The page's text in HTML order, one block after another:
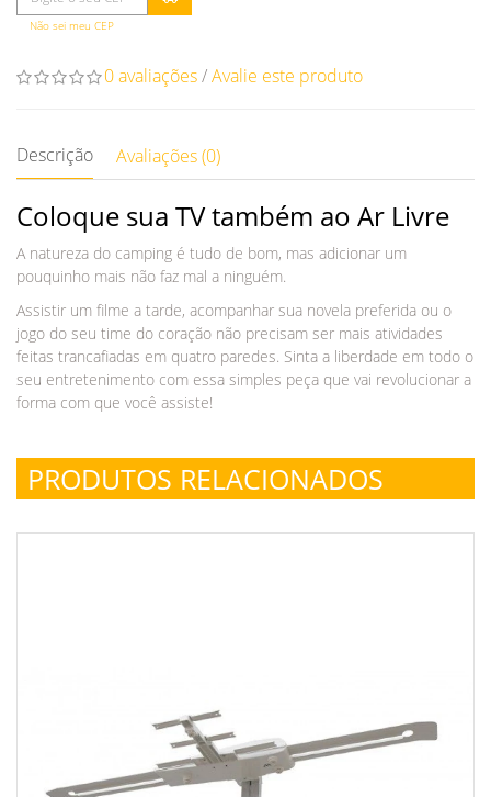
Não sei meu CEP
0 avaliações/Avalie este produto
Descrição Avaliações (0)
Coloque sua TV também ao Ar Livre
A natureza do camping é tudo de bom, mas adicionar um
pouquinho mais não faz mal a ninguém.
Assistir um filme a tarde, acompanhar sua novela preferida ou o
jogo do seu time do coração não precisam ser mais atividades
feitas trancafiadas em quatro paredes. Sinta a liberdade em todo o
seu entretenimento com essa simples peça que vai revolucionar a
forma com que você assiste!
PRODUTOS RELACIONADOS